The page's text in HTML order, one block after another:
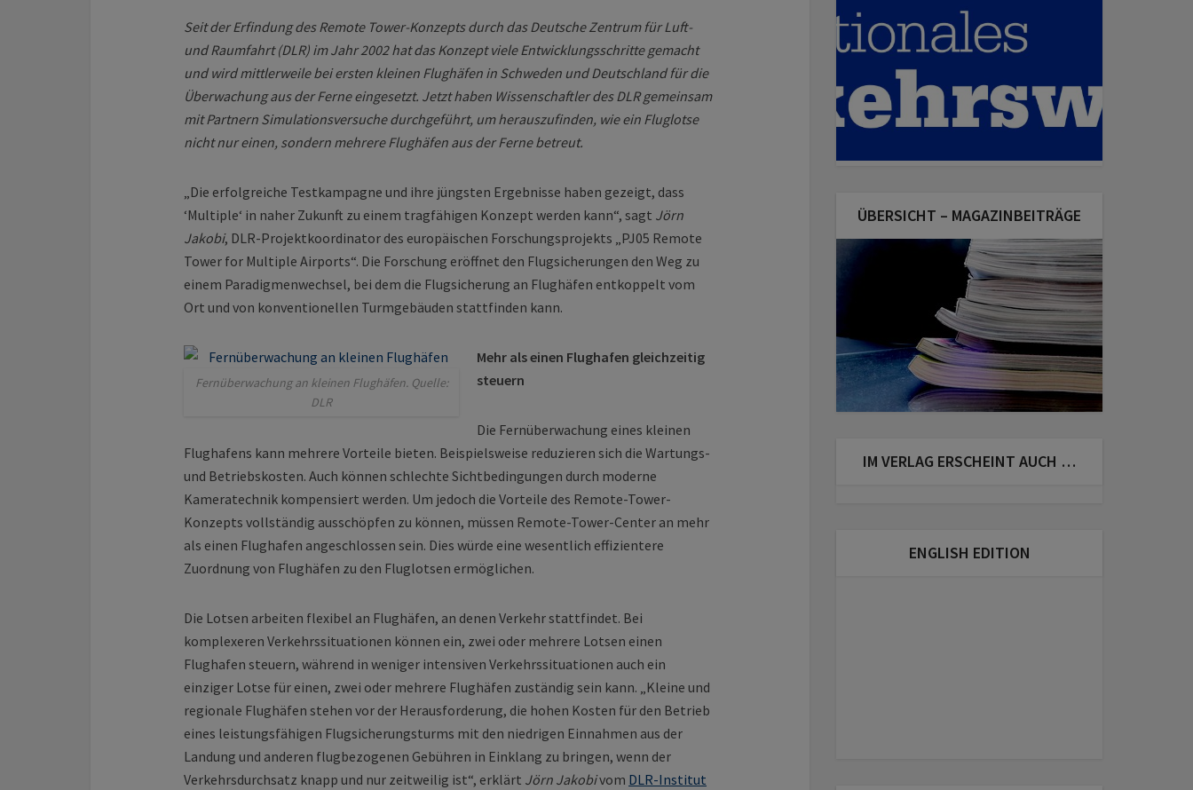
Seit der Erfindung des Remote Tower-Konzepts durch das Deutsche Zentrum für Luft-
und Raumfahrt (DLR) im Jahr 2002 hat das Konzept viele Entwicklungsschritte gemacht
und wird mittlerweile bei ersten kleinen Flughäfen in Schweden und Deutschland für die
Überwachung aus der Ferne eingesetzt. Jetzt haben Wissenschaftler des DLR gemeinsam
mit Partnern Simulationsversuche durchgeführt, um herauszufinden, wie ein Fluglotse
nicht nur einen, sondern mehrere Flughäfen aus der Ferne betreut.
„Die erfolgreiche Testkampagne und ihre jüngsten Ergebnisse haben gezeigt, dass
‘Multiple‘ in naher Zukunft zu einem tragfähigen Konzept werden kann“, sagt Jörn
Jakobi, DLR-Projektkoordinator des europäischen Forschungsprojekts „PJ05 Remote
Tower for Multiple Airports“. Die Forschung eröffnet den Flugsicherungen den Weg zu
einem Paradigmenwechsel, bei dem die Flugsicherung an Flughäfen entkoppelt vom
Ort und von konventionellen Turmgebäuden stattfinden kann.
Fernüberwachung an kleinen Flughäfen. Quelle:
DLR
Mehr als einen Flughafen gleichzeitig
steuern
Die Fernüberwachung eines kleinen
Flughafens kann mehrere Vorteile bieten. Beispielsweise reduzieren sich die Wartungs-
und Betriebskosten. Auch können schlechte Sichtbedingungen durch moderne
Kameratechnik kompensiert werden. Um jedoch die Vorteile des Remote-Tower-
Konzepts vollständig ausschöpfen zu können, müssen Remote-Tower-Center an mehr
als einen Flughafen angeschlossen sein. Dies würde eine wesentlich effizientere
Zuordnung von Flughäfen zu den Fluglotsen ermöglichen.
Die Lotsen arbeiten flexibel an Flughäfen, an denen Verkehr stattfindet. Bei
komplexeren Verkehrssituationen können ein, zwei oder mehrere Lotsen einen
Flughafen steuern, während in weniger intensiven Verkehrssituationen auch ein
einziger Lotse für einen, zwei oder mehrere Flughäfen zuständig sein kann. „Kleine und
regionale Flughäfen stehen vor der Herausforderung, die hohen Kosten für den Betrieb
eines leistungsfähigen Flugsicherungsturms mit den niedrigen Einnahmen aus der
Landung und anderen flugbezogenen Gebühren in Einklang zu bringen, wenn der
Verkehrsdurchsatz knapp und nur zeitweilig ist“, erklärt Jörn Jakobivom DLR-Institut
ÜBERSICHT – MAGAZINBEITRÄGE
IM VERLAG ERSCHEINT AUCH …
ENGLISH EDITION